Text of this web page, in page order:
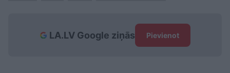
LA.LV Google ziņās Pievienot